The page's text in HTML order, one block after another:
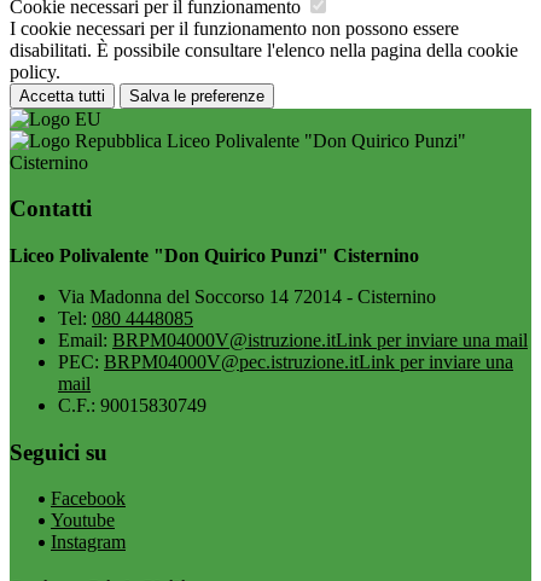
Cookie necessari per il funzionamento
I cookie necessari per il funzionamento non possono essere
disabilitati. È possibile consultare l'elenco nella pagina della cookie
policy.
Accetta tutti Salva le preferenze
Liceo Polivalente "Don Quirico Punzi"
Cisternino
Contatti
Liceo Polivalente "Don Quirico Punzi" Cisternino
Via Madonna del Soccorso 14 72014 - Cisternino
Tel: 080 4448085
Email: BRPM04000V@istruzione.itLink per inviare una mail
PEC: BRPM04000V@pec.istruzione.itLink per inviare una
mail
C.F.: 90015830749
Seguici su
Facebook
Youtube
Instagram